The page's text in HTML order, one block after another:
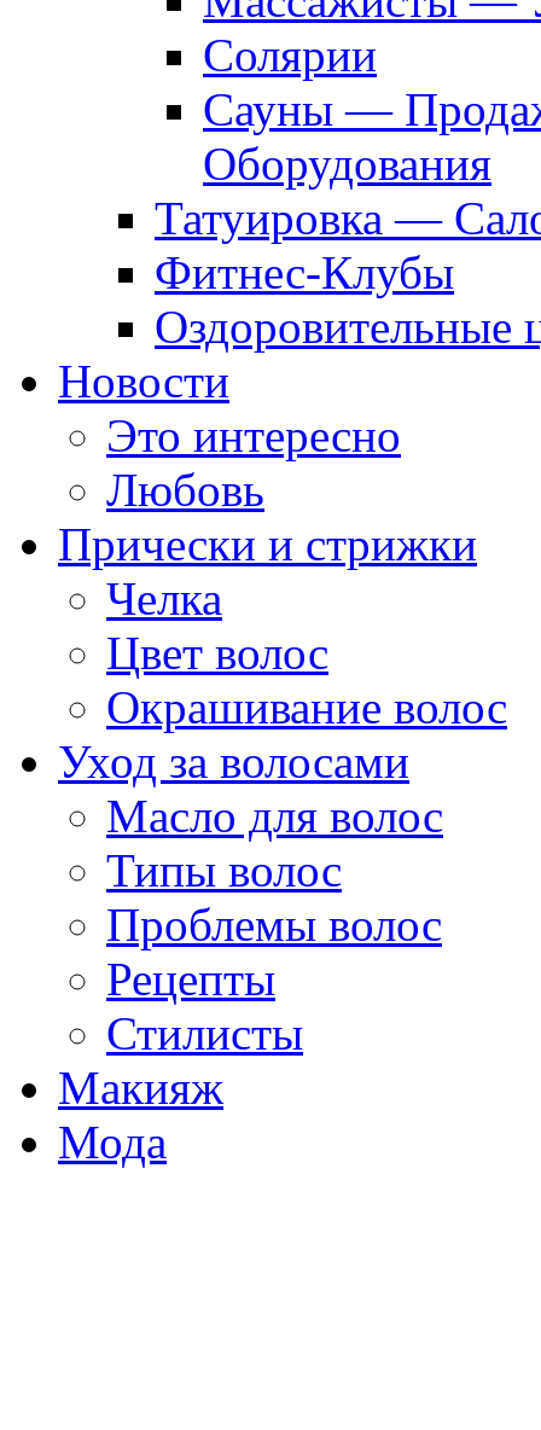
Солярии
Сауны —
Оборудования
Татуировка —
Фитнес-Клубы
Оздоровительные
Новости
Это интересно
Любовь
Прически и стрижки
Челка
Цвет волос
Окрашивание волос
Уход за волосами
Масло для волос
Типы волос
Проблемы волос
Рецепты
Стилисты
Макияж
Мода